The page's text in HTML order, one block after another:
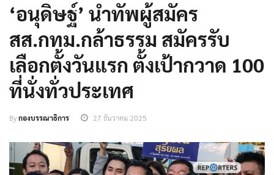
‘อนุดิษฐ์’ นำทัพผู้สมัคร
สส.กทม.กล้าธรรม สมัครรับ
เลือกตั้งวันแรก ตั้งเป้ากวาด 100
ที่นั่งทั่วประเทศ
Byกองบรรณาธิการ 27 ธันวาคม 2025